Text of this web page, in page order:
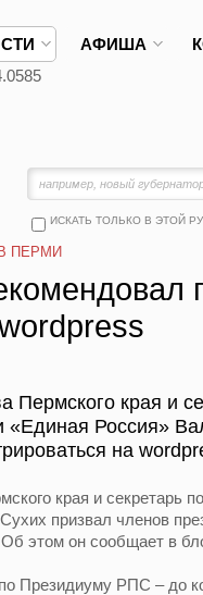
АФИША
ИСКАТЬ ТОЛЬКО В ЭТОЙ
ПЕРМИ
Пермского края и
«Единая Россия»
на
края и секретарь
призвал членов
этом он сообщает в
Президиуму РПС – до